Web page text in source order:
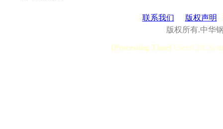
联系我们
版权声明
版权所有.中华
[Processing Time] User:0.28,